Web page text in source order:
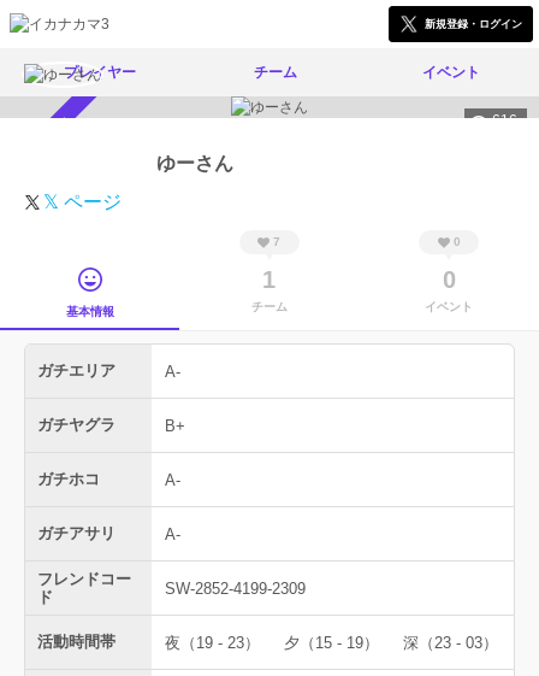
新規登録・ログイン
プレイヤー チーム イベント
616
ゆーさん
𝕏 ページ
基本情報
7
1
チーム
0
0
イベント
ガチエリア A-
ガチヤグラ B+
ガチホコ A-
ガチアサリ A-
フレンドコー
ド
SW-2852-4199-2309
活動時間帯 夜（19 - 23） 夕（15 - 19） 深（23 - 03）